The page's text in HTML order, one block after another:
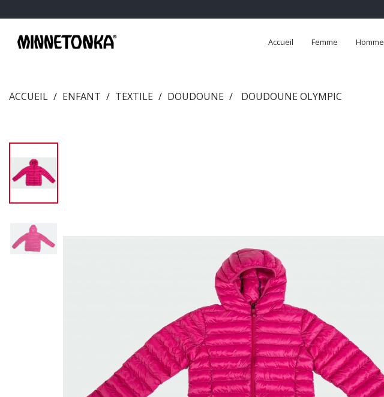
Accueil Femme Homme
ACCUEIL ENFANT TEXTILE DOUDOUNE DOUDOUNE OLYMPIC